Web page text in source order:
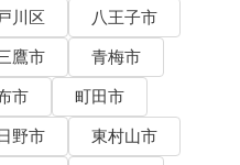
川区
八王子市
鷹市
青梅市
市
町田市
野市
東村山市